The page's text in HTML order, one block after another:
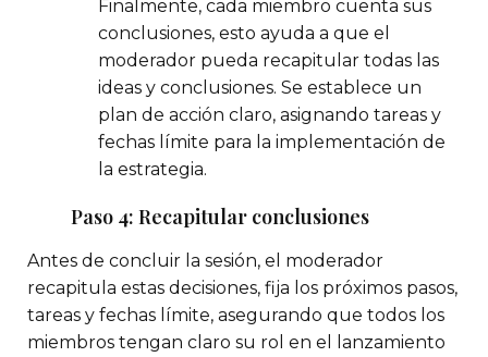
Finalmente, cada miembro cuenta sus
conclusiones, esto ayuda a que el
moderador pueda recapitular todas las
ideas y conclusiones. Se establece un
plan de acción claro, asignando tareas y
fechas límite para la implementación de
la estrategia.
Paso 4: Recapitular conclusiones
Antes de concluir la sesión, el moderador
recapitula estas decisiones, fija los próximos pasos,
tareas y fechas límite, asegurando que todos los
miembros tengan claro su rol en el lanzamiento